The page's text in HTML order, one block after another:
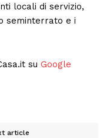
locali di servizio,
seminterrato e i
su Google
article